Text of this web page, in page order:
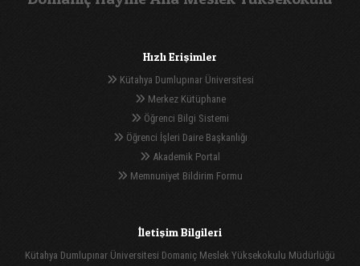
Hızlı Erişimler
Kütahya Dumlupınar Üniversitesi
Merkez Kütüphane
Öğrenci Bilgi Sistemi
Öğrenci İşleri Daire Başkanlığı
Akademik Portal
Memnuniyet Bildirim Formu
İletişim Bilgileri
Kütahya Dumlupınar Üniversitesi Domaniç Meslek Yüksekokulu Müdürlüğü